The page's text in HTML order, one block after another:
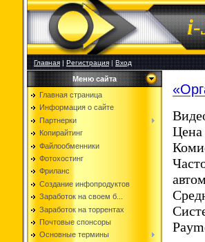
i-
Главная|Регистрация|Вход
Меню сайта
Главная страница
Информация о сайте
Партнерки
Копирайтинг
Файлообменники
Фотохостинг
Фриланс
Создание инфопродуктов
Заработок на своем б...
Заработок на торрентах
Почтовые спонсоры
Основные термины
Цена